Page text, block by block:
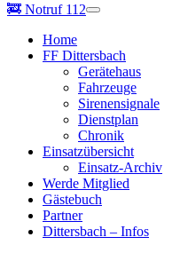
🚒 Notruf 112
Home
FF Dittersbach
Gerätehaus
Fahrzeuge
Sirenensignale
Dienstplan
Chronik
Einsatzübersicht
Einsatz-Archiv
Werde Mitglied
Gästebuch
Partner
Dittersbach – Infos